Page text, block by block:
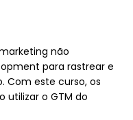
não
para rastrear e
Com este curso, os
utilizar o GTM do